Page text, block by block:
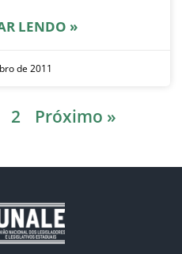
LENDO »
de 2011
2 Próximo »